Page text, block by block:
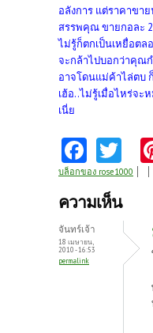
อลังการ แต่ราคาขา
สรรพคุณ ขายกอละ
ไม่รู้ก็ตกเป็นเหยื่อตล
จะกล้าไปบอกว่าคุณ
อาจโดนแม่ค้าไล่ตบ
เฮ้อ..ไม่รู้เมื่อไหร่จ
เนี่ย
Fa
ce
b
o
o
k
w
itt
er
บล็อกของ rose1000
ความเห็น
จันทร์เจ้า
18 เมษายน,
2010 - 16:53
permalink